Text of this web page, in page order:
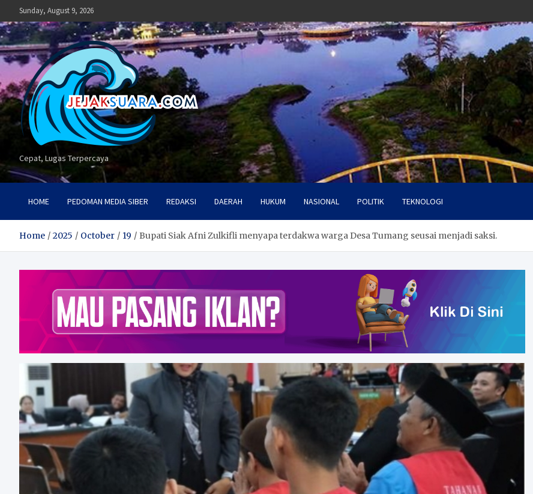
to
content
Sunday, August 9, 2026
Cepat, Lugas Terpercaya
HOME PEDOMAN MEDIA SIBER REDAKSI DAERAH HUKUM NASIONAL POLITIK TEKNOLOGI
Home 2025 October 19 Bupati Siak Afni Zulkifli menyapa terdakwa warga Desa Tumang seusai menjadi saksi.